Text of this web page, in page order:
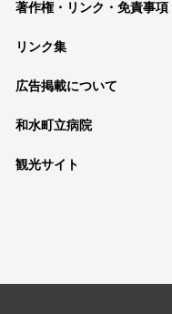
著作権・リンク・免責事項
リンク集
広告掲載について
和水町立病院
観光サイト